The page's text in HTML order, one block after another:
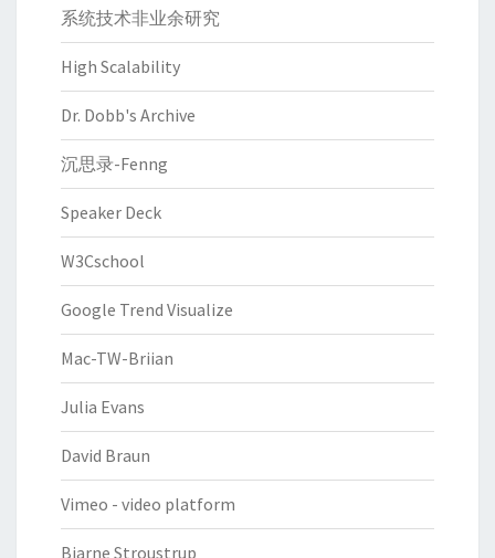
系统技术非业余研究
High Scalability
Dr. Dobb's Archive
沉思录-Fenng
Speaker Deck
W3Cschool
Google Trend Visualize
Mac-TW-Briian
Julia Evans
David Braun
Vimeo - video platform
Bjarne Stroustrup